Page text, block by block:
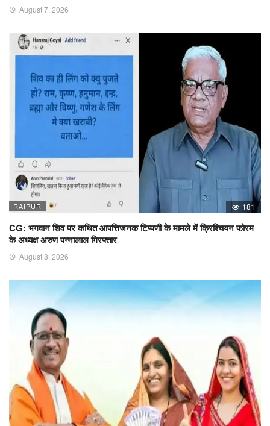
August 7, 2026
RAIPUR 181
CG: भगवान शिव पर कथित आपत्तिजनक टिप्पणी के मामले में क्रिश्चियन फोरम
के अध्यक्ष अरुण पन्नालाल गिरफ्तार
August 8, 2026